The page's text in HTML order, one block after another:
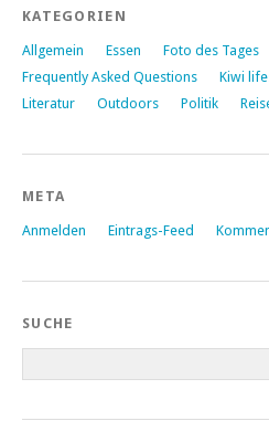
KATEGORIEN
Allgemein Essen Foto des Tages
Frequently Asked Questions
Kiwi
Literatur
Outdoors Politik
META
Anmelden Eintrags-Feed
SUCHE